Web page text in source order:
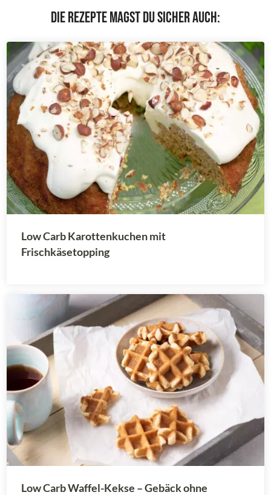
Die Rezepte magst du sicher auch:
Low Carb Karottenkuchen mit
Frischkäsetopping
Low Carb Waffel-Kekse – Gebäck ohne